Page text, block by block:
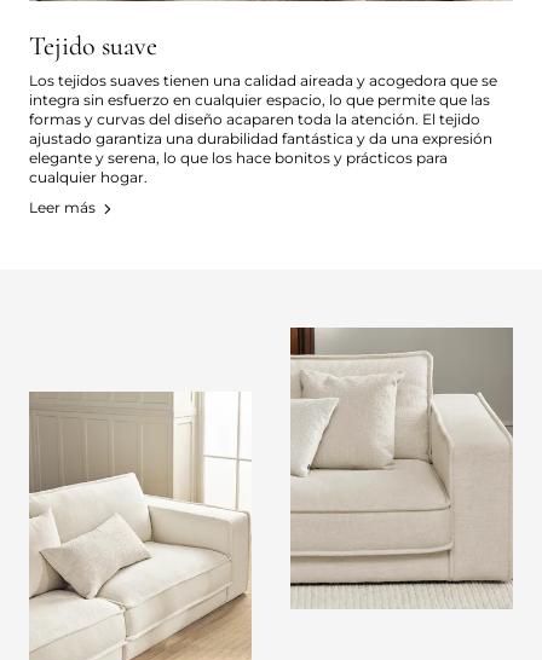
Tejido suave
Los tejidos suaves tienen una calidad aireada y acogedora que se
integra sin esfuerzo en cualquier espacio, lo que permite que las
formas y curvas del diseño acaparen toda la atención. El tejido
ajustado garantiza una durabilidad fantástica y da una expresión
elegante y serena, lo que los hace bonitos y prácticos para
cualquier hogar.
Leer más